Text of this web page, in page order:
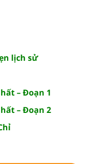
lịch sử
– Đoạn 1
– Đoạn 2